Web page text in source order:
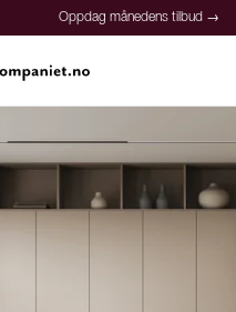
Oppdag månedens tilbud →